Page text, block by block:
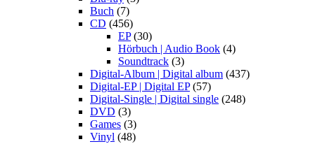
Buch (7)
CD (456)
EP(30)
Hörbuch | Audio Book (4)
Soundtrack (3)
Digital-Album | Digital album (437)
Digital-EP | Digital EP(57)
Digital-Single | Digital single (248)
DVD (3)
Games (3)
Vinyl (48)